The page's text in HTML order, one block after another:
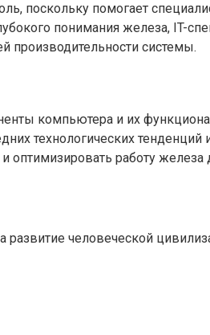
поскольку помогает
понимания железа, IT-
производительности системы.
компьютера и их
технологических
оптимизировать работу
человеческой